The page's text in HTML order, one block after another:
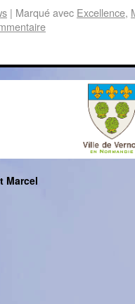
| Marqué avec Excellence,
Marcel